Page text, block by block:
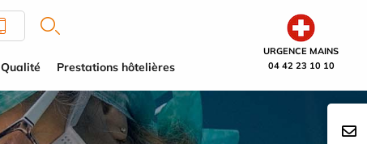
URGENCE MAINS
04 42 23 10 10
Qualité Prestations hôtelières